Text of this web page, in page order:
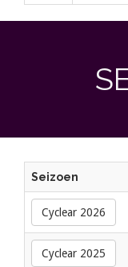
Seizoen
Cyclear 2026
Cyclear 2025